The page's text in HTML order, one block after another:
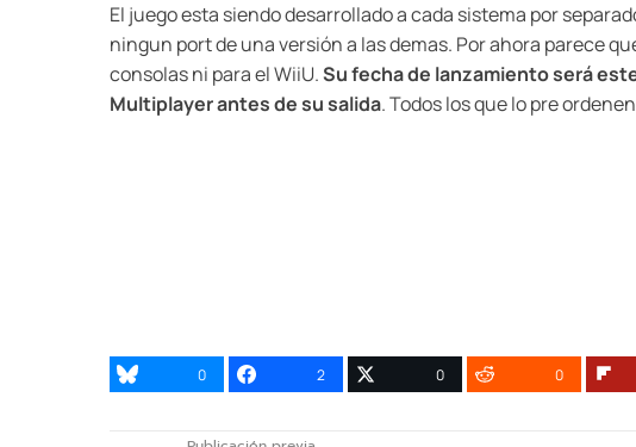
El juego esta siendo desarrollado a cada sistema por
ningun port de una versión a las demas. Por ahora parece
consolas ni para el WiiU.Su fecha de lanzamiento será
Multiplayer antes de su salida. Todos los que lo pre
0 2 0 0